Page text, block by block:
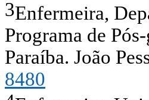
3Enfermeira,
Programa de
Paraíba. João
8480